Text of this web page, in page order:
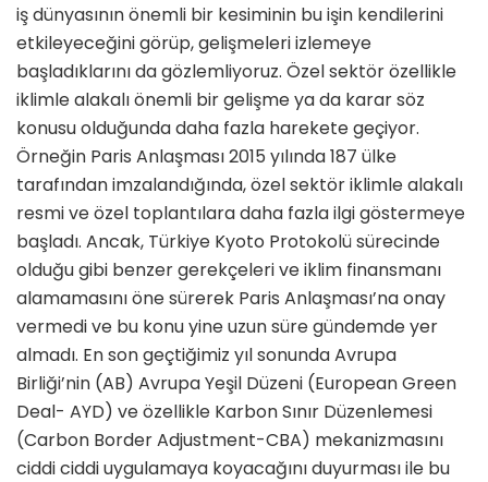
iş dünyasının önemli bir kesiminin bu işin kendilerini
etkileyeceğini görüp, gelişmeleri izlemeye
başladıklarını da gözlemliyoruz. Özel sektör özellikle
iklimle alakalı önemli bir gelişme ya da karar söz
konusu olduğunda daha fazla harekete geçiyor.
Örneğin Paris Anlaşması 2015 yılında 187 ülke
tarafından imzalandığında, özel sektör iklimle alakalı
resmi ve özel toplantılara daha fazla ilgi göstermeye
başladı. Ancak, Türkiye Kyoto Protokolü sürecinde
olduğu gibi benzer gerekçeleri ve iklim finansmanı
alamamasını öne sürerek Paris Anlaşması’na onay
vermedi ve bu konu yine uzun süre gündemde yer
almadı. En son geçtiğimiz yıl sonunda Avrupa
Birliği’nin (AB) Avrupa Yeşil Düzeni (European Green
Deal- AYD) ve özellikle Karbon Sınır Düzenlemesi
(Carbon Border Adjustment-CBA) mekanizmasını
ciddi ciddi uygulamaya koyacağını duyurması ile bu